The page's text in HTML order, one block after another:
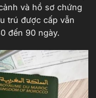
và hồ sơ chứng
trú được cấp vẫn
đến 90 ngày.